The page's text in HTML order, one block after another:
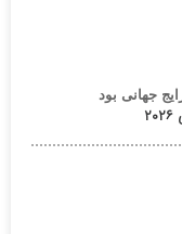
جهانی بود